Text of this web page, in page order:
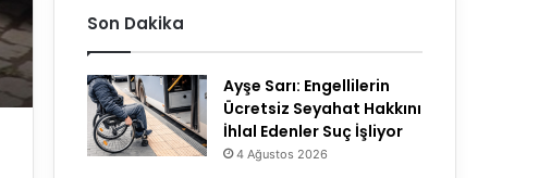
Son Dakika
Ayşe Sarı: Engellilerin
Ücretsiz Seyahat Hakkını
İhlal Edenler Suç İşliyor
4 Ağustos 2026